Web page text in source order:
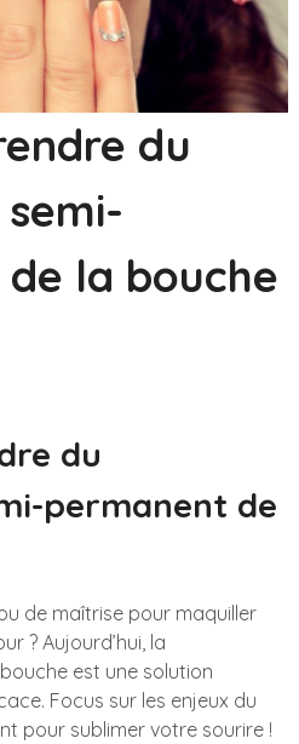
du
la bouche
du
permanent de
de maîtrise pour maquiller
? Aujourd’hui, la
est une solution
Focus sur les enjeux du
pour sublimer votre sourire !